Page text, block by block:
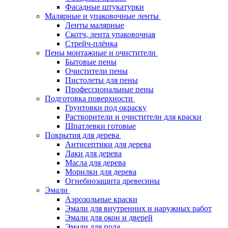
Фасадные штукатурки
Малярные и упаковочные ленты
Ленты малярные
Скотч, лента упаковочная
Стрейч-плёнка
Пены монтажные и очистители
Бытовые пены
Очистители пены
Пистолеты для пены
Профессиональные пены
Подготовка поверхности
Грунтовки под окраску
Растворители и очистители для краски
Шпатлевки готовые
Покрытия для дерева
Антисептики для дерева
Лаки для дерева
Масла для дерева
Морилки для дерева
Огнебиозащита древесины
Эмали
Аэрозольные краски
Эмали для внутренних и наружных работ
Эмали для окон и дверей